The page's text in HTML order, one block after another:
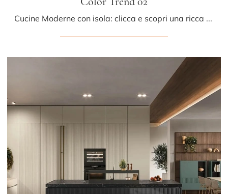
Cucine Moderne con isola: clicca e scopri una ricca gamma di soluzioni dell'azienda Stosa, tra cui il modello Color Trend 02.